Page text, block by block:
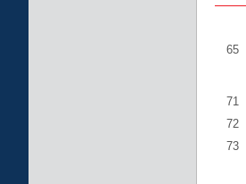
65
71
72
73